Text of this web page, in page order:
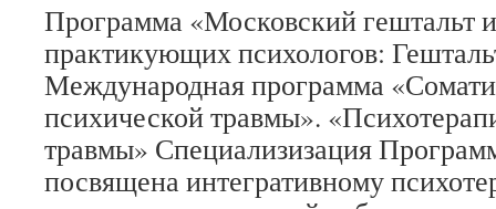
Программа «Московский гештальт
практикующих психологов:
Международная программа
психической травмы».
травмы» Специализизация
посвящена интегративному